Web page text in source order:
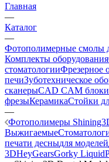
Главная
—
Каталог
—
Фотополимерные смолы
Комплекты оборудования
стоматологииФрезерное
печиЗуботехническое
сканерыCAD CAM блоки
фрезыКерамикаСтойки
—
Фотополимеры
Выжигаемые
печати десныдля моделей
3DHeyGearsGorky Liquid